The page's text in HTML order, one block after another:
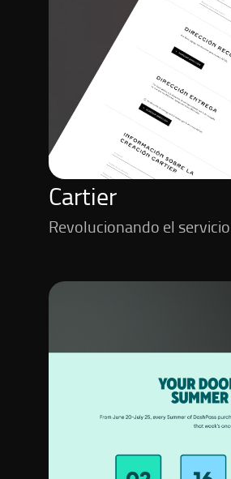
Cartier
Revolucionando el